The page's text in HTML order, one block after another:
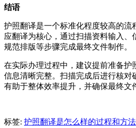
结语
护照翻译是一个标准化程度较高的流
应翻译为核心，通过扫描资料输入、
规范排版等步骤完成最终文件制作。
在实际办理过程中，建议提前准备护
信息清晰完整。扫描完成后进行核对
有助于整体效率提升，并确保最终文
标签: 护照翻译是怎么样的过程和方法